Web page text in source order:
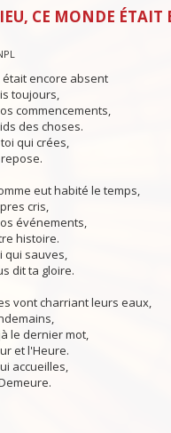
CE MONDE ÉTAIT
était encore absent
toujours,
commencements,
des choses.
qui crées,
eut habité le temps,
cris,
événements,
histoire.
qui sauves,
dit ta gloire.
vont charriant leurs eaux,
le dernier mot,
et l'Heure.
accueilles,